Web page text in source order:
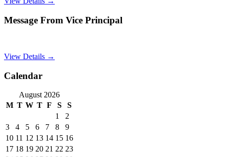
Message From Vice Principal
View Details →
Calendar
August 2026
M T W T F S
S
1
2
3
4 5 6 7 8
9
10 11 12 13 14 15 16
17 18 19 20 21 22 23